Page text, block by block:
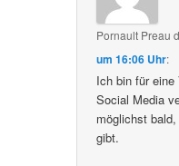
Pornault Preau
um 16:06 Uhr:
Ich bin für
Social Media
möglichst
gibt.